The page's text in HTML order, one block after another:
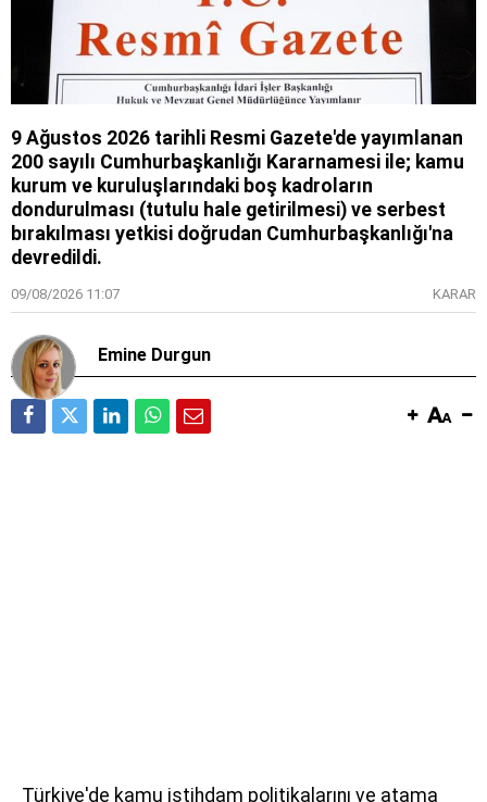
9 Ağustos 2026 tarihli Resmi Gazete'de yayımlanan
200 sayılı Cumhurbaşkanlığı Kararnamesi ile; kamu
kurum ve kuruluşlarındaki boş kadroların
dondurulması (tutulu hale getirilmesi) ve serbest
bırakılması yetkisi doğrudan Cumhurbaşkanlığı'na
devredildi.
09/08/2026 11:07 KARAR
Emine Durgun
Türkiye'de kamu istihdam politikalarını ve atama